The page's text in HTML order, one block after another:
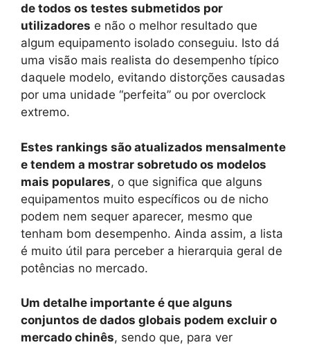
de todos os testes submetidos por
utilizadores e não o melhor resultado que
algum equipamento isolado conseguiu. Isto dá
uma visão mais realista do desempenho típico
daquele modelo, evitando distorções causadas
por uma unidade “perfeita” ou por overclock
extremo.
Estes rankings são atualizados mensalmente
e tendem a mostrar sobretudo os modelos
mais populares, o que significa que alguns
equipamentos muito específicos ou de nicho
podem nem sequer aparecer, mesmo que
tenham bom desempenho. Ainda assim, a lista
é muito útil para perceber a hierarquia geral de
potências no mercado.
Um detalhe importante é que alguns
conjuntos de dados globais podem excluir o
mercado chinês, sendo que, para ver